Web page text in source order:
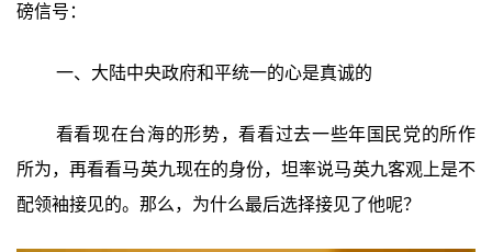
磅信号：
一、大陆中央政府和平统一的心是真诚的
看看现在台海的形势，看看过去一些年国民党的所作
所为，再看看马英九现在的身份，坦率说马英九客观上是不
配领袖接见的。那么，为什么最后选择接见了他呢？